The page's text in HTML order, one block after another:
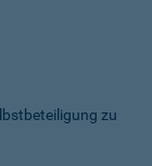
zu